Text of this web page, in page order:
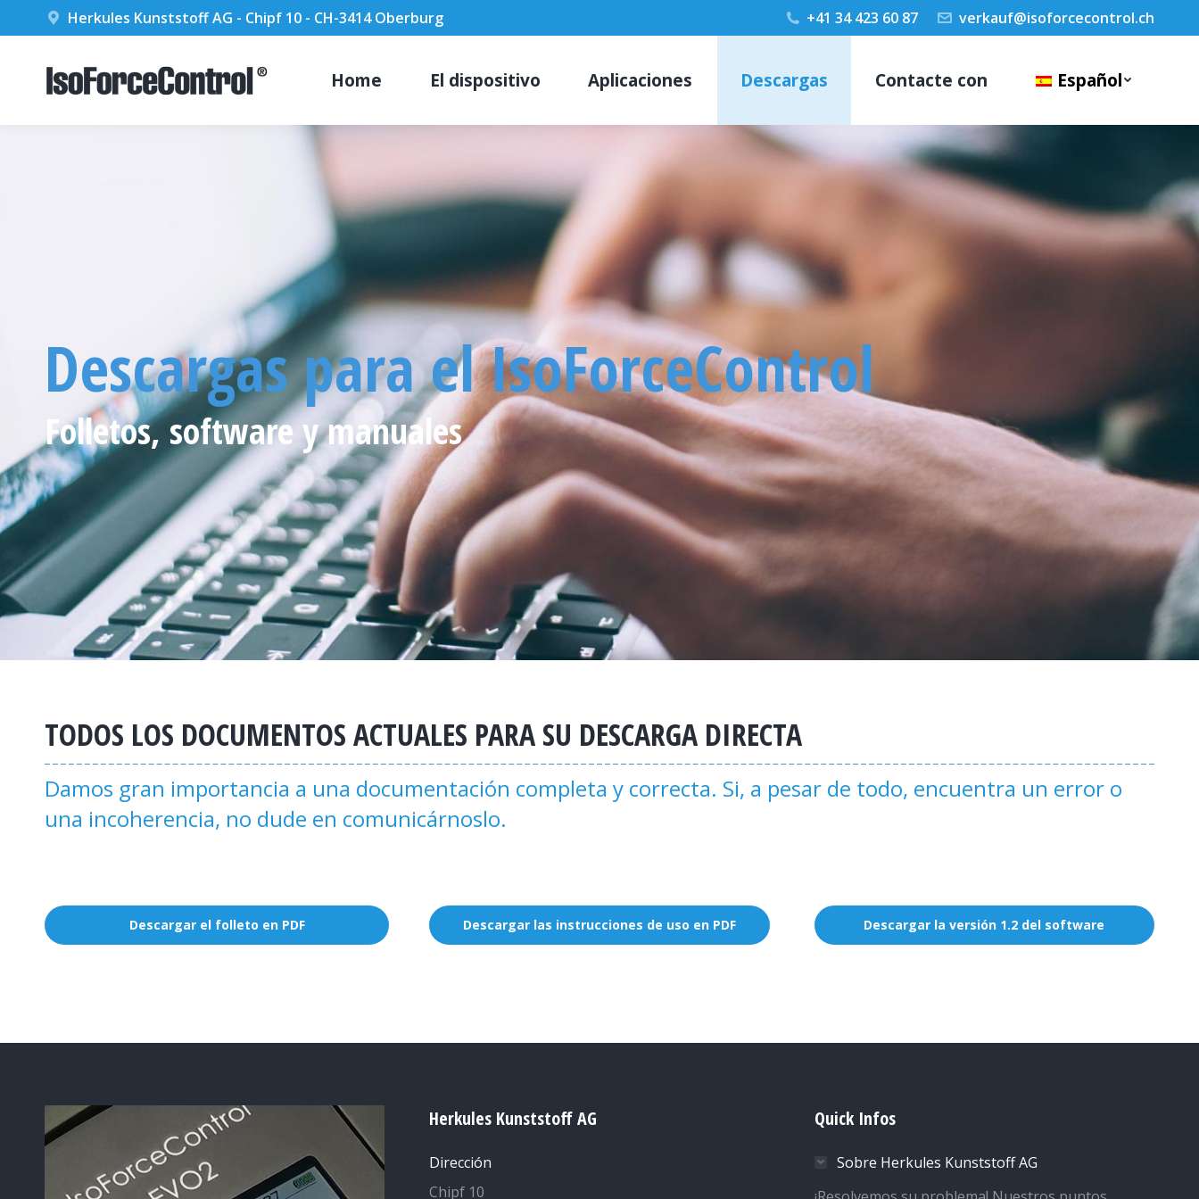
Herkules Kunststoff AG - Chipf 10 - CH-3414 Oberburg +41 34 423 60 87 verkauf@isoforcecontrol.ch
Home El dispositivo Aplicaciones Descargas Contacte con Español
Descargas para el IsoForceControl
Folletos, software y manuales
TODOS LOS DOCUMENTOS ACTUALES PARA SU DESCARGA DIRECTA
Damos gran importancia a una documentación completa y correcta. Si, a pesar de todo, encuentra un error o
una incoherencia, no dude en comunicárnoslo.
Descargar el folleto en PDF Descargar las instrucciones de uso en PDF Descargar la versión 1.2 del software
Herkules Kunststoff AG
Dirección
Chipf 10
Quick Infos
Sobre Herkules Kunststoff AG